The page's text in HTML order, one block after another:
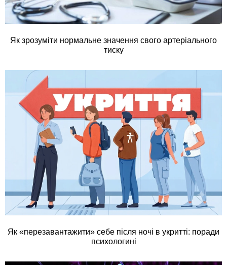
Як зрозуміти нормальне значення свого артеріального
тиску
Як «перезавантажити» себе після ночі в укритті: поради
психологині